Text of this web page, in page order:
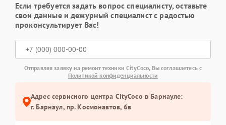
Если требуется задать вопрос специалисту, оставьте
свои данные и дежурный специалист с радостью
проконсультирует Вас!
Отправляя заявку на ремонт техники CityCoco, Вы соглашаетесь с
Политикой конфиденциальности
Адрес сервисного центра CityCoco в Барнауле:
г. Барнаул, ​пр. Космонавтов, 6в